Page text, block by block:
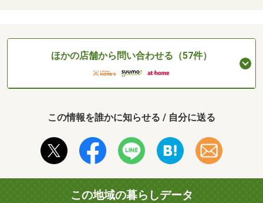
ほかの店舗から問い合わせる（57件）
この情報を誰かに知らせる / 自分に送る
この地域の暮らしデータ